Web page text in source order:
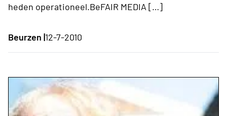
heden operationeel.BeFAIR MEDIA […]
Beurzen |12-7-2010